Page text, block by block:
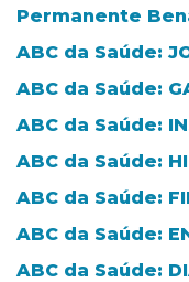
Permanente
ABC da Saúde:
ABC da Saúde:
ABC da Saúde:
ABC da Saúde:
ABC da Saúde:
ABC da Saúde:
ABC da Saúde: